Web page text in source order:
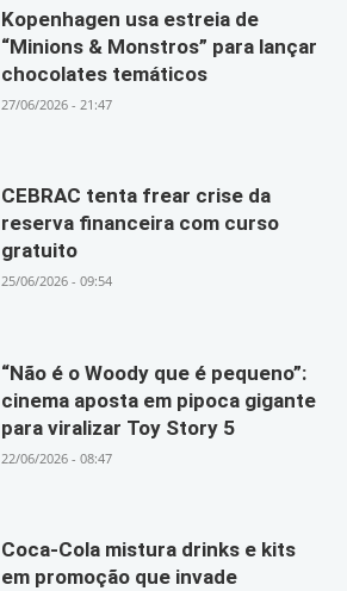
Kopenhagen usa estreia de
“Minions & Monstros” para lançar
chocolates temáticos
27/06/2026 - 21:47
CEBRAC tenta frear crise da
reserva financeira com curso
gratuito
25/06/2026 - 09:54
“Não é o Woody que é pequeno”:
cinema aposta em pipoca gigante
para viralizar Toy Story 5
22/06/2026 - 08:47
Coca-Cola mistura drinks e kits
em promoção que invade